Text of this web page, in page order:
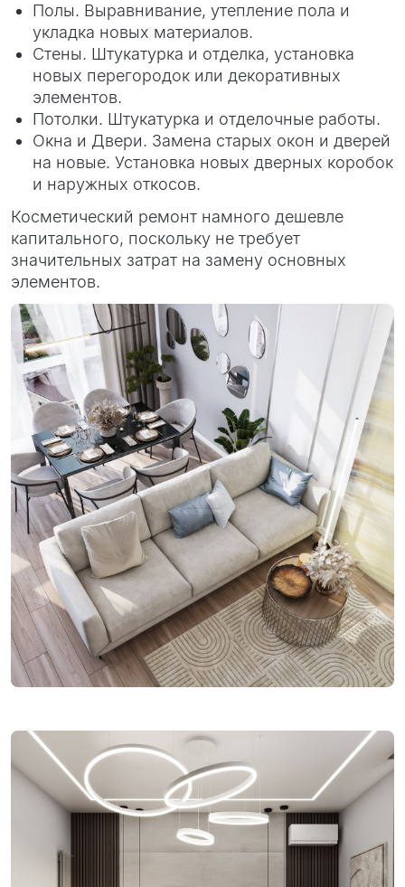
Полы. Выравнивание, утепление пола и
укладка новых материалов.
Стены. Штукатурка и отделка, установка
новых перегородок или декоративных
элементов.
Потолки. Штукатурка и отделочные работы.
Окна и Двери. Замена старых окон и дверей
на новые. Установка новых дверных коробок
и наружных откосов.
Косметический ремонт намного дешевле
капитального, поскольку не требует
значительных затрат на замену основных
элементов.